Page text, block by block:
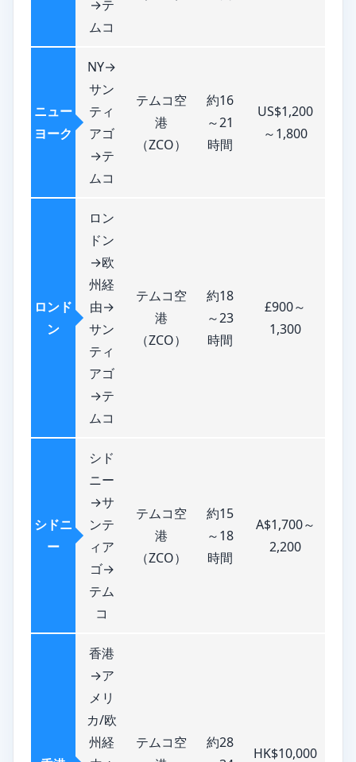
→テ
ムコ
ニュー
ヨーク
NY→
サン
ティ
アゴ
→テ
ムコ
テムコ空
港
（ZCO）
約16
～21
時間
US$1,200
～1,800
ロンド
ン
ロン
ドン
→欧
州経
由→
サン
ティ
アゴ
→テ
ムコ
テムコ空
港
（ZCO）
約18
～23
時間
£900～
1,300
シドニ
ー
シド
ニー
→サ
ンテ
ィア
ゴ→
テム
コ
テムコ空
港
（ZCO）
約15
～18
時間
A$1,700～
2,200
香港
→ア
メリ
カ/欧
州経
テムコ空
約28
HK$10,000